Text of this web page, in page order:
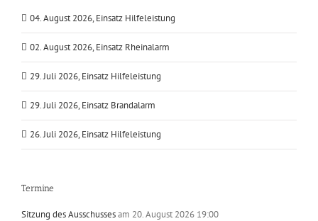
04. August 2026, Einsatz Hilfeleistung
02. August 2026, Einsatz Rheinalarm
29. Juli 2026, Einsatz Hilfeleistung
29. Juli 2026, Einsatz Brandalarm
26. Juli 2026, Einsatz Hilfeleistung
Termine
Sitzung des Ausschussesam 20. August 2026 19:00